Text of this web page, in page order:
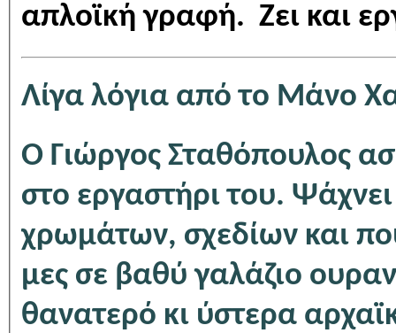
απλοϊκή γραφή. Ζει και
Λίγα λόγια από το Μάνο
Ο Γιώργος Σταθόπουλος
στο εργαστήρι του.
χρωμάτων, σχεδίων και
μες σε βαθύ γαλάζιο
θανατερό κι ύστερα